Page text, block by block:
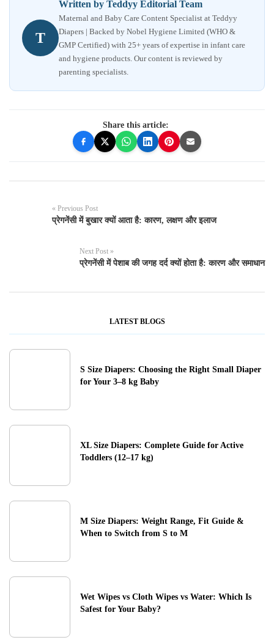
T
Written by Teddyy Editorial Team
Maternal and Baby Care Content Specialist at Teddyy
Diapers | Backed by Nobel Hygiene Limited (WHO &
GMP Certified) with 25+ years of expertise in infant care
and hygiene products. Our content is reviewed by
parenting specialists.
Share this article:
« Previous Post
प्रेगनेंसी में बुखार क्यों आता है: कारण, लक्षण और इलाज
Next Post »
प्रेगनेंसी में पेशाब की जगह दर्द क्यों होता है: कारण और समाधान
LATEST BLOGS
S Size Diapers: Choosing the Right Small Diaper
for Your 3–8 kg Baby
XL Size Diapers: Complete Guide for Active
Toddlers (12–17 kg)
M Size Diapers: Weight Range, Fit Guide &
When to Switch from S to M
Wet Wipes vs Cloth Wipes vs Water: Which Is
Safest for Your Baby?